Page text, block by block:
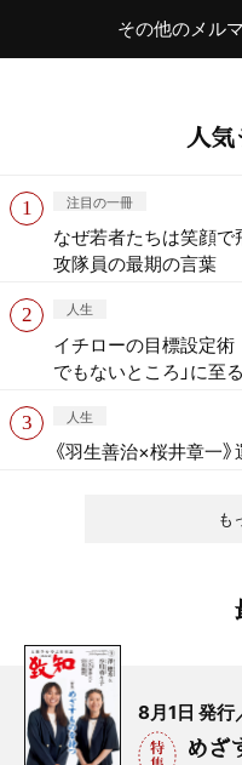
その他のメル
人
も
注目の一冊
なぜ若者たちは笑顔
攻隊員の最期の言葉
人生
イチローの目標設定術
でもないところ」に至
人生
《羽生善治×桜井章一
8月1日 発行
めざ